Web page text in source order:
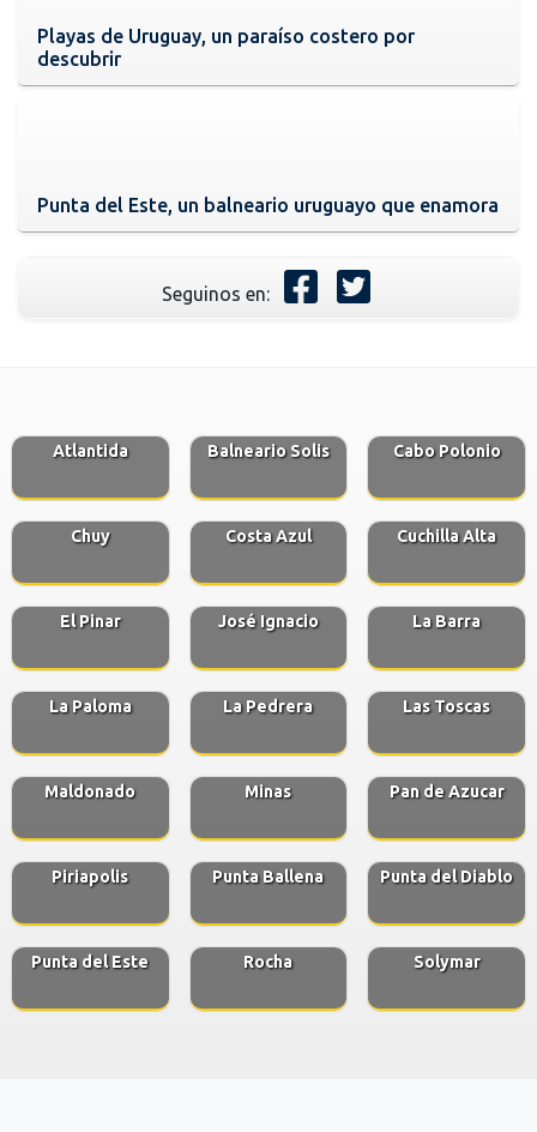
Playas de Uruguay, un paraíso costero por
descubrir
Punta del Este, un balneario uruguayo que enamora
Seguinos en:
Atlantida Balneario Solis Cabo Polonio
Chuy Costa Azul Cuchilla Alta
El Pinar José Ignacio La Barra
La Paloma La Pedrera Las Toscas
Maldonado Minas Pan de Azucar
Piriapolis Punta Ballena Punta del Diablo
Punta del Este Rocha Solymar